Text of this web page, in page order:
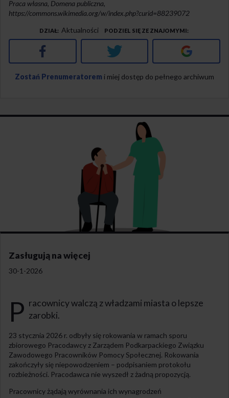
Praca własna, Domena publiczna,
https://commons.wikimedia.org/w/index.php?curid=88239072
DZIAŁ Aktualności PODZIEL SIĘ ZE ZNAJOMYMI
Facebook Twitter Google+
Zostań Prenumeratorem i miej dostęp do pełnego archiwum
Zasługują na więcej
30-1-2026
P racownicy walczą z władzami miasta o lepsze
zarobki.
23 stycznia 2026 r. odbyły się rokowania w ramach sporu
zbiorowego Pracodawcy z Zarządem Podkarpackiego Związku
Zawodowego Pracowników Pomocy Społecznej. Rokowania
zakończyły się niepowodzeniem – podpisaniem protokołu
rozbieżności. Pracodawca nie wyszedł z żadną propozycją.
Pracownicy żądają wyrównania ich wynagrodzeń